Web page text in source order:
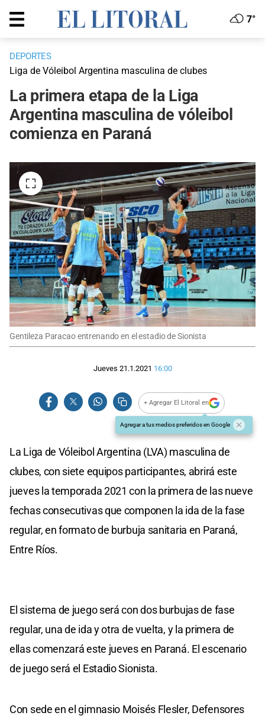
7°
DEPORTES
Liga de Vóleibol Argentina masculina de clubes
La primera etapa de la Liga
Argentina masculina de vóleibol
comienza en Paraná
Gentileza Paracao entrenando en el estadio de Sionista
Jueves 21.1.2021 16:00
+ Agregar El Litoral en
Agregar a tus medios preferidos en Google
La Liga de Vóleibol Argentina (LVA) masculina de
clubes, con siete equipos participantes, abrirá este
jueves la temporada 2021 con la primera de las nueve
fechas consecutivas que componen la ida de la fase
regular, en formato de burbuja sanitaria en Paraná,
Entre Ríos.
El sistema de juego será con dos burbujas de fase
regular, una de ida y otra de vuelta, y la primera de
ellas comenzará este jueves en Paraná. El escenario
de juego será el Estadio Sionista.
Con sede en el gimnasio Moisés Flesler, Defensores